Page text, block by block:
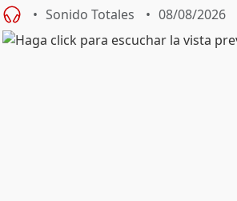
Sonido Totales 08/08/2026